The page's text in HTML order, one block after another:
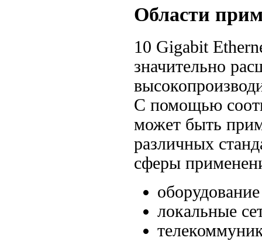
Области
10 Gigabit
значительно
С помощью
может быть
различных
сферы
локальные